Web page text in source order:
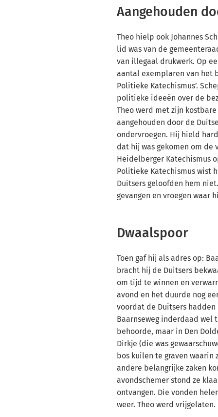
Aangehouden
Theo hielp ook Johannes
lid was van de
van illegaal drukwerk. Op
aantal exemplaren van het
Politieke Katechismus’.
politieke ideeën over de
Theo werd met zijn
aangehouden door de
ondervroegen. Hij hield
dat hij was gekomen om de
Heidelberger Katechismus
Politieke Katechismus wist
Duitsers geloofden hem
gevangen en vroegen waar
Dwaalspoor
Toen gaf hij als adres op:
bracht hij de Duitsers
om tijd te winnen en
avond en het duurde nog
voordat de Duitsers
Baarnseweg inderdaad wel
behoorde, maar in Den
Dirkje (die was
bos kuilen te graven waarin
andere belangrijke zaken
avondschemer stond ze
ontvangen. Die vonden
weer. Theo werd vrijgelaten.